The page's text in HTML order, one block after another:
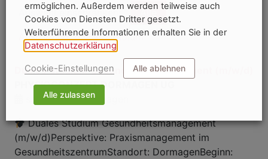
Auswahl einschränken:
Alle
Ausbildung, duales Studium
Duales Studium Gesundheitsmanagement (m/w/d)
PHYSIOCONZEPT DORMAGEN UG
sofort
Dormagen
Duales Studium Gesundheitsmanagement
(m/w/d)Perspektive: Praxismanagement im
GesundheitszentrumStandort: DormagenBeginn:
ermöglichen. Außerdem werden teilweise auch
Cookies von Diensten Dritter gesetzt.
Weiterführende Informationen erhalten Sie in der
Datenschutzerklärung
Cookie-Einstellungen Alle ablehnen
Alle zulassen